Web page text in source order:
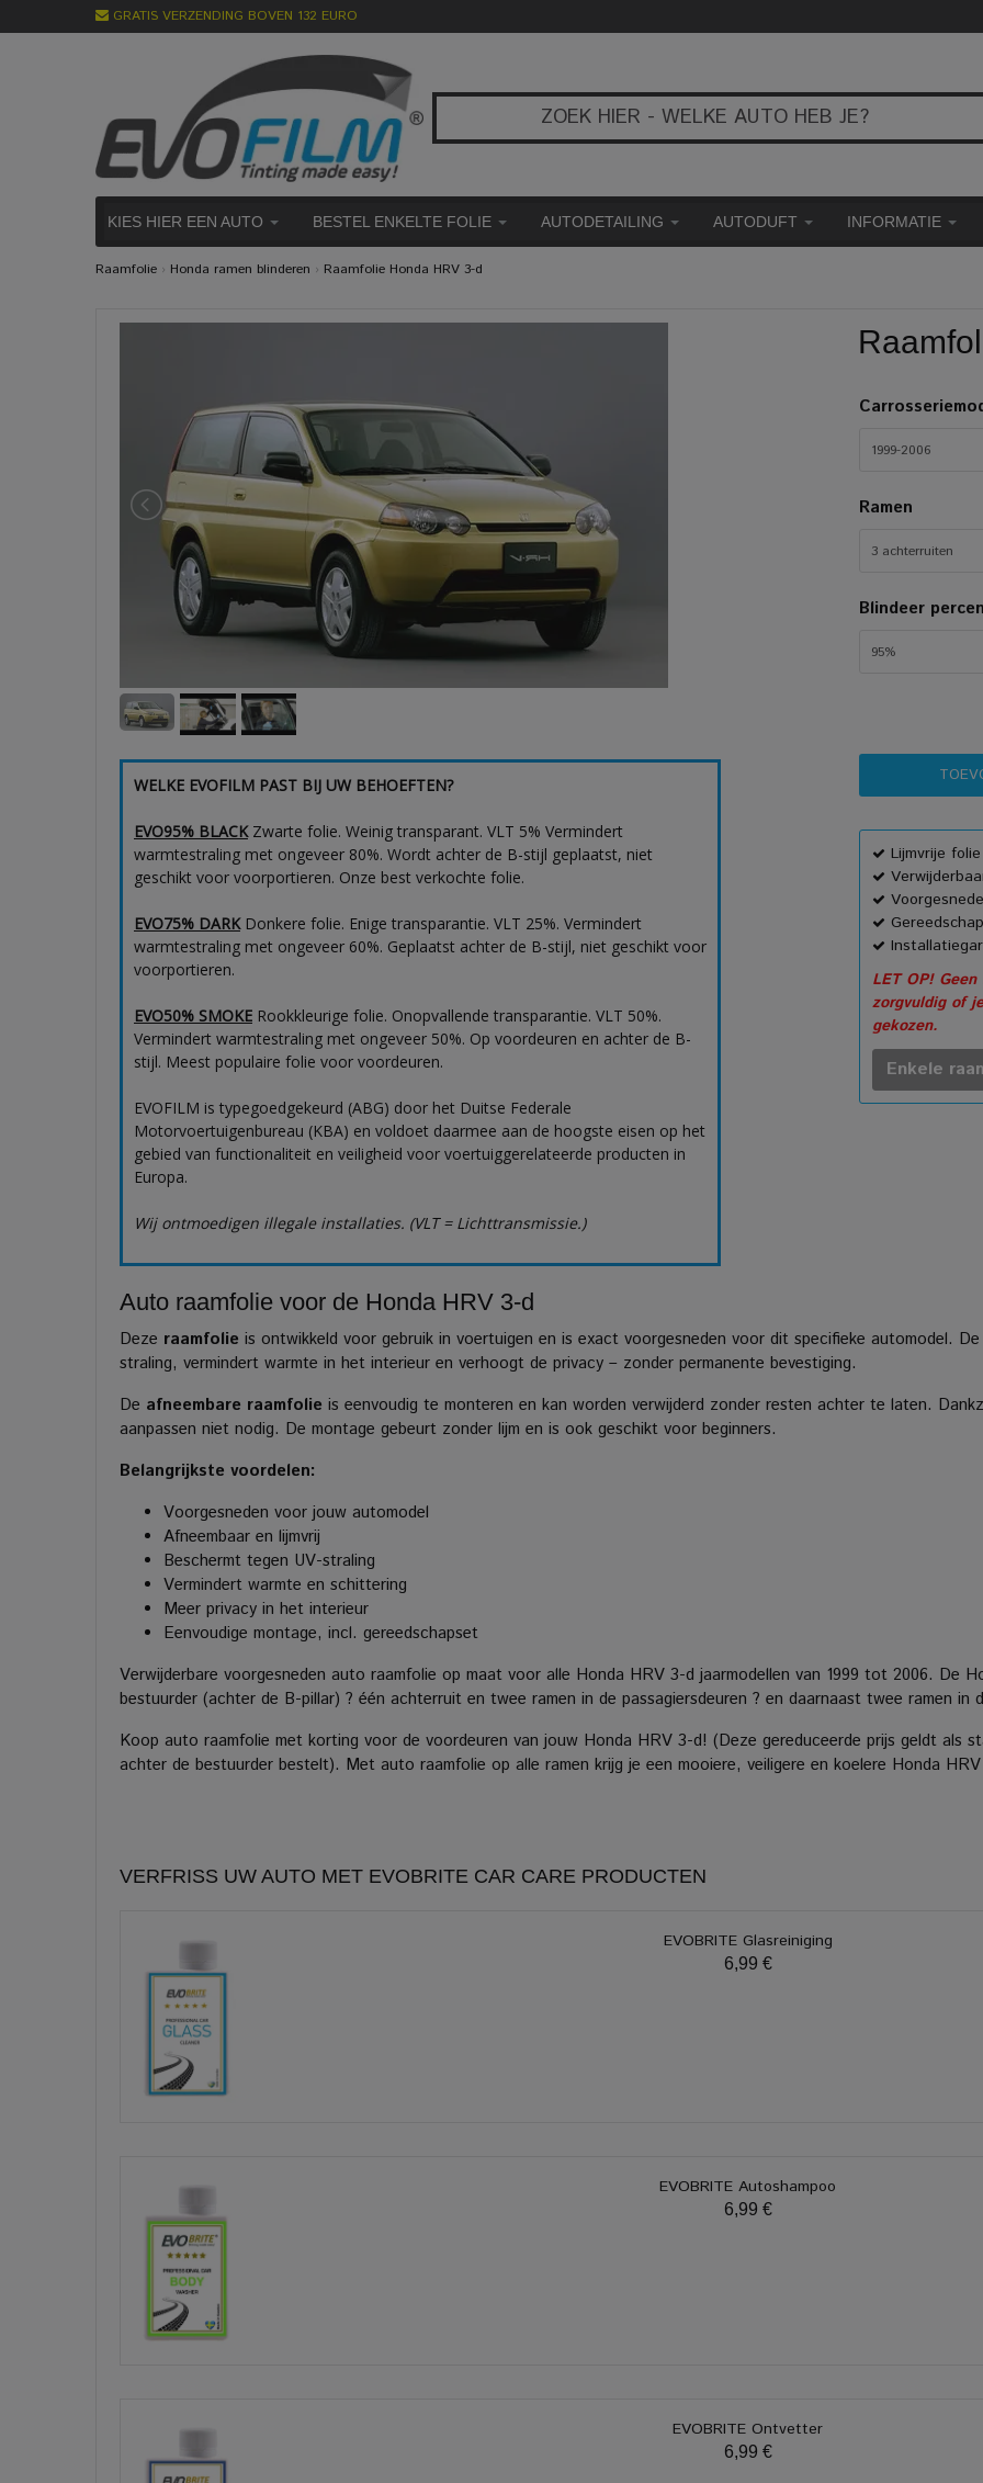
GRATIS VERZENDING BOVEN 132 EURO
KIES HIER EEN AUTO BESTEL ENKELTE FOLIE AUTODETAILING AUTODUFT INFORMATIE
Raamfolie › Honda ramen blinderen › Raamfolie Honda HRV 3-d
WELKE EVOFILM PAST BIJ UW BEHOEFTEN?
EVO95% BLACKZwarte folie. Weinig transparant. VLT 5% Vermindert
warmtestraling met ongeveer 80%. Wordt achter de B-stijl geplaatst, niet
geschikt voor voorportieren. Onze best verkochte folie.
EVO75% DARKDonkere folie. Enige transparantie. VLT 25%. Vermindert
warmtestraling met ongeveer 60%. Geplaatst achter de B-stijl, niet geschikt voor
voorportieren.
EVO50% SMOKE Rookkleurige folie. Onopvallende transparantie. VLT 50%.
Vermindert warmtestraling met ongeveer 50%. Op voordeuren en achter de B-
stijl. Meest populaire folie voor voordeuren.
EVOFILM is typegoedgekeurd (ABG) door het Duitse Federale
Motorvoertuigenbureau (KBA) en voldoet daarmee aan de hoogste eisen op het
gebied van functionaliteit en veiligheid voor voertuiggerelateerde producten in
Europa.
Wij ontmoedigen illegale installaties. (VLT = Lichttransmissie.)
1999-2006
Ramen
3 achterruiten
Blindeer
95%
Lijmvrije
LET OP!
zorgvuldig of
gekozen.
Enkele
Auto raamfolie voor de Honda HRV 3-d
Deze raamfolie is ontwikkeld voor gebruik in voertuigen en is exact voorgesneden voor dit specifieke automodel.
straling, vermindert warmte in het interieur en verhoogt de privacy – zonder permanente bevestiging.
De afneembare raamfolie is eenvoudig te monteren en kan worden verwijderd zonder resten achter te laten.
aanpassen niet nodig. De montage gebeurt zonder lijm en is ook geschikt voor beginners.
Belangrijkste voordelen:
Voorgesneden voor jouw automodel
Afneembaar en lijmvrij
Beschermt tegen UV-straling
Vermindert warmte en schittering
Meer privacy in het interieur
Eenvoudige montage, incl. gereedschapset
Verwijderbare voorgesneden auto raamfolie op maat voor alle Honda HRV 3-d jaarmodellen van 1999 tot 2006. De
bestuurder (achter de B-pillar) ? één achterruit en twee ramen in de passagiersdeuren ? en daarnaast twee ramen in
Koop auto raamfolie met korting voor de voordeuren van jouw Honda HRV 3-d! (Deze gereduceerde prijs geldt als
achter de bestuurder bestelt). Met auto raamfolie op alle ramen krijg je een mooiere, veiligere en koelere Honda
VERFRISS UW AUTO MET EVOBRITE CAR CARE PRODUCTEN
EVOBRITE Glasreiniging
6,99 €
EVOBRITE Autoshampoo
6,99 €
EVOBRITE Ontvetter
6,99 €